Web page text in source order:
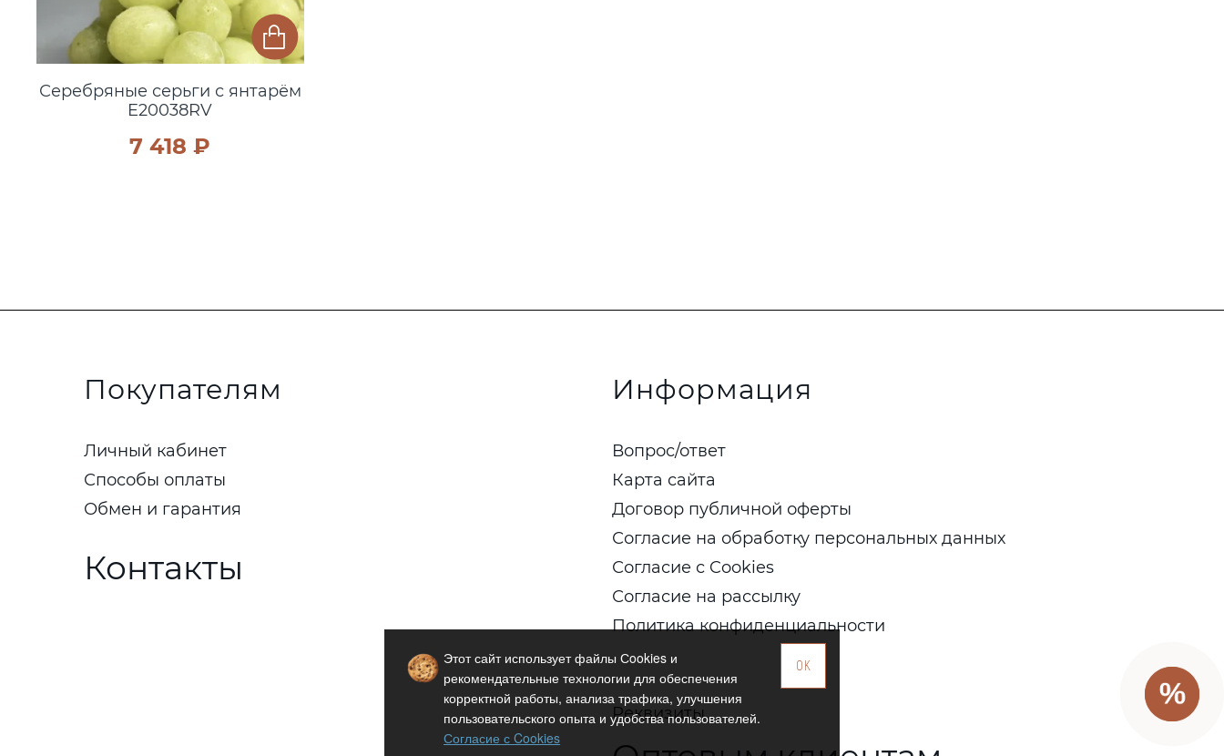
Серебряные серьги с янтарём
E20038RV
7 418 ₽
Покупателям
Личный кабинет
Способы оплаты
Обмен и гарантия
Контакты
Информация
Вопрос/ответ
Карта сайта
Договор публичной оферты
Согласие на обработку персональных данных
Согласие с Cookies
Согласие на рассылку
Политика конфиденциальности
Реквизиты
OK
Этот сайт использует файлы Сookies и
рекомендательные технологии для обеспечения
корректной работы, анализа трафика, улучшения
пользовательского опыта и удобства пользователей.
Согласие с Cookies